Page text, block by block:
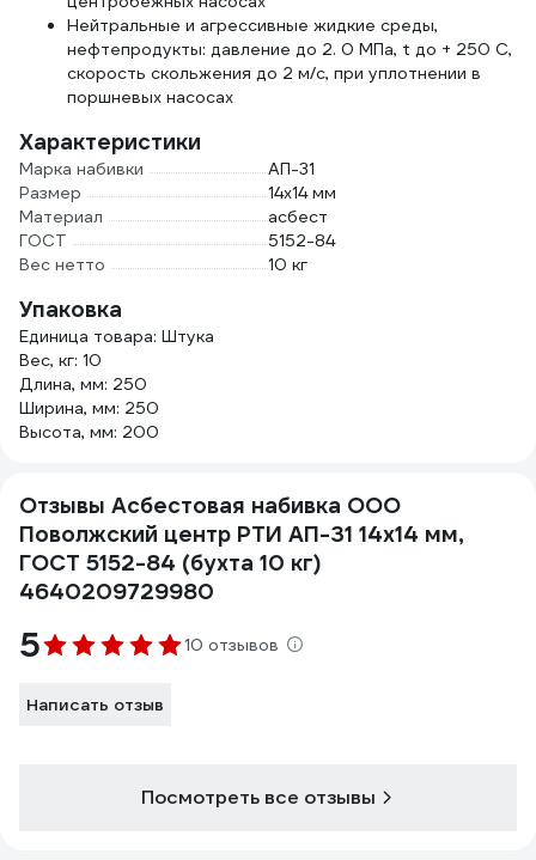
Нейтральные и агрессивные жидкие среды,
нефтепродукты: давление до 2. 0 МПа, t до + 250 С,
скорость скольжения до 2 м/с, при уплотнении в
поршневых насосах
Характеристики
Марка набивки
АП-31
Размер
14х14 мм
Материал
асбест
ГОСТ
5152-84
Вес нетто
10 кг
Упаковка
Единица товара: Штука
Вес, кг: 10
Длина, мм: 250
Ширина, мм: 250
Высота, мм: 200
Отзывы Асбестовая набивка ООО
Поволжский центр РТИ АП-31 14x14 мм,
ГОСТ 5152-84 (бухта 10 кг)
4640209729980
5 10 отзывов
Написать отзыв
Посмотреть все отзывы